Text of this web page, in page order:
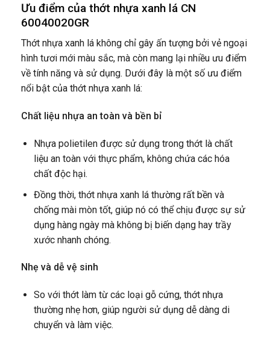
Ưu điểm của thớt nhựa xanh lá CN
60040020GR
Thớt nhựa xanh lá không chỉ gây ấn tượng bởi vẻ ngoại
hình tươi mới màu sắc, mà còn mang lại nhiều ưu điểm
về tính năng và sử dụng. Dưới đây là một số ưu điểm
nổi bật của thớt nhựa xanh lá:
Chất liệu nhựa an toàn và bền bỉ
Nhựa polietilen được sử dụng trong thớt là chất
liệu an toàn với thực phẩm, không chứa các hóa
chất độc hại.
Đồng thời, thớt nhựa xanh lá thường rất bền và
chống mài mòn tốt, giúp nó có thể chịu được sự sử
dụng hàng ngày mà không bị biến dạng hay trầy
xước nhanh chóng.
Nhẹ và dễ vệ sinh
So với thớt làm từ các loại gỗ cứng, thớt nhựa
thường nhẹ hơn, giúp người sử dụng dễ dàng di
chuyển và làm việc.